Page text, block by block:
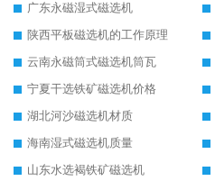
广东永磁湿式磁选机
陕西平板磁选机的工作原理
云南永磁筒式磁选机筒瓦
宁夏干选铁矿磁选机价格
湖北河沙磁选机材质
海南湿式磁选机质量
山东水选褐铁矿磁选机